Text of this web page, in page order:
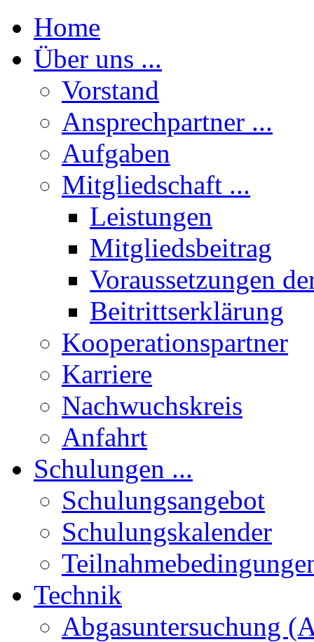
Home
Über uns ...
Vorstand
Ansprechpartner ...
Aufgaben
Mitgliedschaft ...
Leistungen
Mitgliedsbeitrag
Voraussetzungen
Beitrittserklärung
Kooperationspartner
Karriere
Nachwuchskreis
Anfahrt
Schulungen ...
Schulungsangebot
Schulungskalender
Technik
Abgasuntersuchung